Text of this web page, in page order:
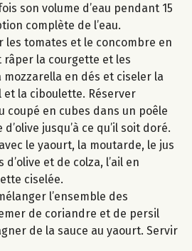
son volume d’eau pendant 15
complète de l’eau.
les tomates et le concombre en
râper la courgette et les
mozzarella en dés et ciseler la
la ciboulette. Réserver
coupé en cubes dans un poêle
jusqu’à ce qu’il soit doré.
le yaourt, la moutarde, le jus
et de colza, l’ail en
ciselée.
l’ensemble des
de coriandre et de persil
de la sauce au yaourt. Servir